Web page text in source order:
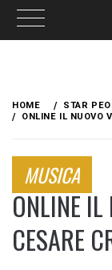
content
HOME
STAR
ONLINE IL NUOVO
MUSICA
ONLINE
CESARE